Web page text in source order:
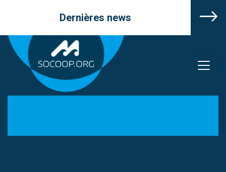
Dernières news